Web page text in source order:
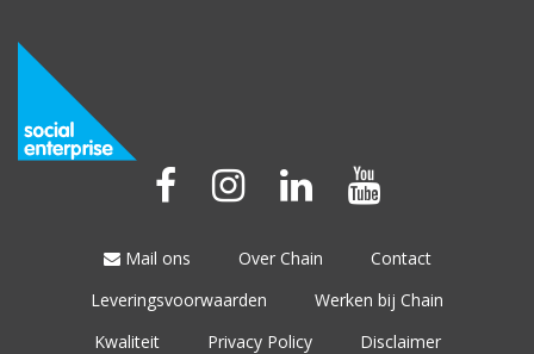
Mail ons Over Chain
Contact
Leveringsvoorwaarden
Werken bij Chain
Kwaliteit
Privacy Policy Disclaimer